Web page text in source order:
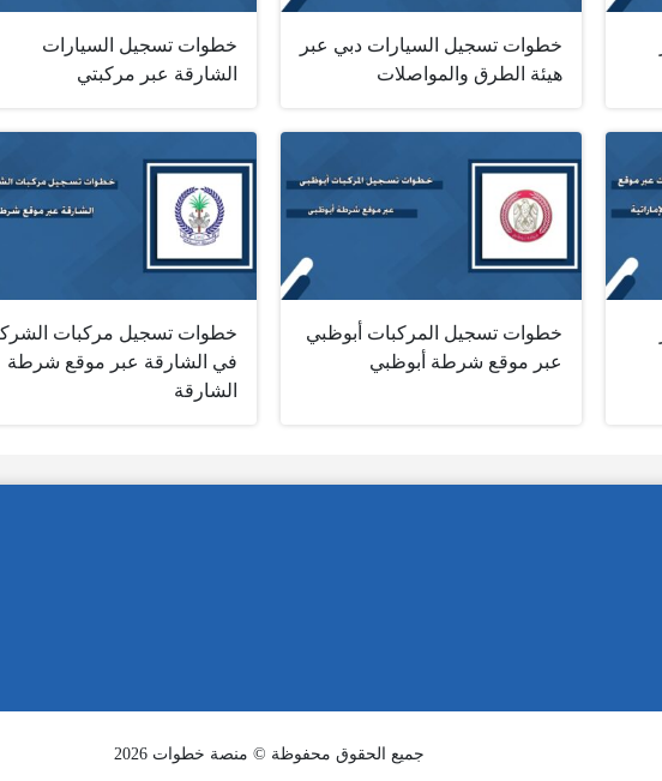
خطوات تسجيل السيارات دبي عبر
هيئة الطرق والمواصلات
خطوات تسجيل السيارات
الشارقة عبر مركبتي
خطوات تسجيل المركبات أبوظبي
عبر موقع شرطة أبوظبي
خطوات تسجيل مركبات
في الشارقة عبر موقع شرطة
الشارقة
جميع الحقوق محفوظة © منصة خطوات 2026